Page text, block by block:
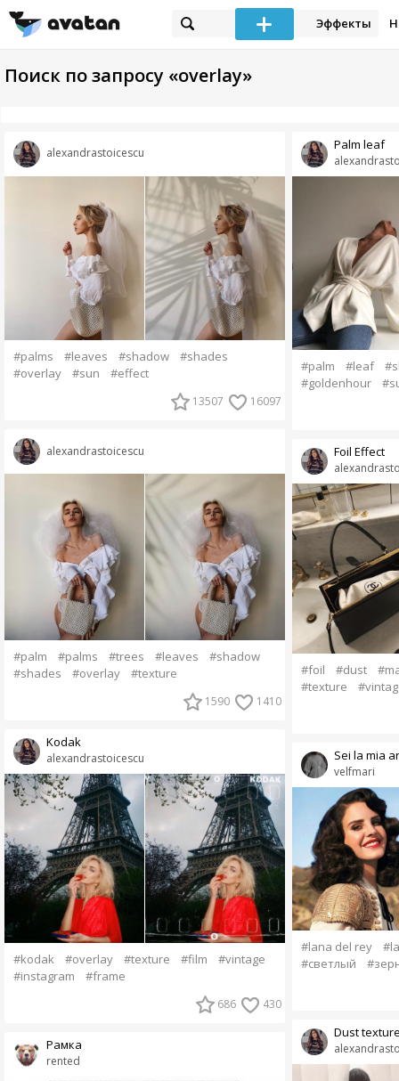
Эффекты
Поиск по запросу «overlay»
alexandrastoicescu
#palms #leaves #shadow
#shades
#overlay
#sun #effect
13507 16097
alexandrastoicescu
#palm #palms #trees #leaves
#shadow
#shades
#overlay #texture
1590 1410
alexandrastoicescu
Kodak
#kodak #overlay #texture #film
#vintage
#instagram
#frame
686 430
rented
Рамка
Palm leaf
#palm #leaf
#goldenhour
Foil Effect
#foil #dust
#texture
velfmari
Sei la mia
#lana del rey
#светлый
Dust